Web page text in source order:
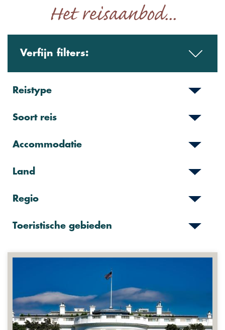
Het reisaanbod...
Verfijn filters:
Reistype
Soort reis
Accommodatie
Land
Regio
Toeristische gebieden